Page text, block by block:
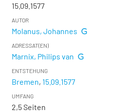
15.09.1577
AUTOR
Molanus, Johannes
ADRESSAT(EN)
Marnix, Philips van
ENTSTEHUNG
Bremen, 15.09.1577
UMFANG
2,5 Seiten